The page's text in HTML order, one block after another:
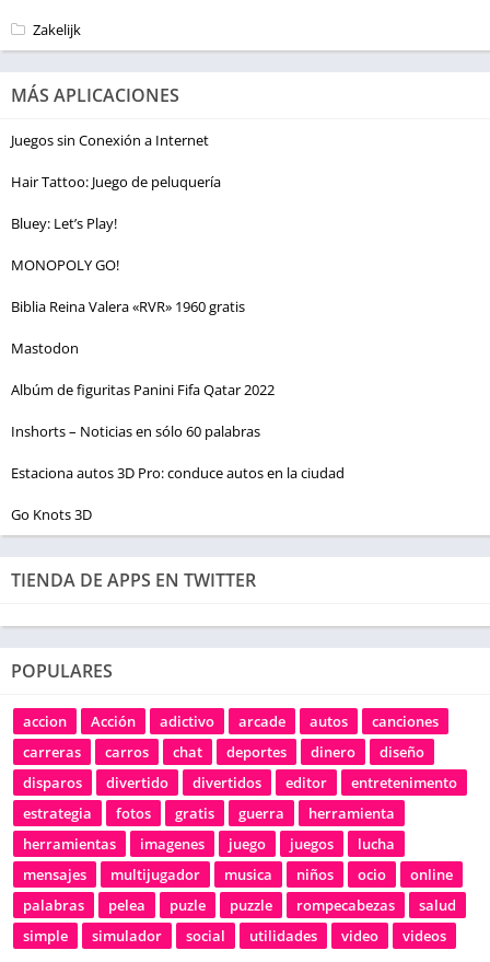
Zakelijk
MÁS APLICACIONES
Juegos sin Conexión a Internet
Hair Tattoo: Juego de peluquería
Bluey: Let’s Play!
MONOPOLY GO!
Biblia Reina Valera «RVR» 1960 gratis
Mastodon
Albúm de figuritas Panini Fifa Qatar 2022
Inshorts – Noticias en sólo 60 palabras
Estaciona autos 3D Pro: conduce autos en la ciudad
Go Knots 3D
TIENDA DE APPS EN TWITTER
POPULARES
accion Acción adictivo arcade autos
canciones
carreras
carros chat deportes dinero
diseño
disparos
divertido divertidos editor
entretenimento
estrategia
fotos gratis guerra
herramienta
herramientas
imagenes juego juegos
lucha
mensajes
multijugador musica niños ocio
online
palabras
pelea puzle puzzle rompecabezas
salud
simple
simulador social utilidades video videos